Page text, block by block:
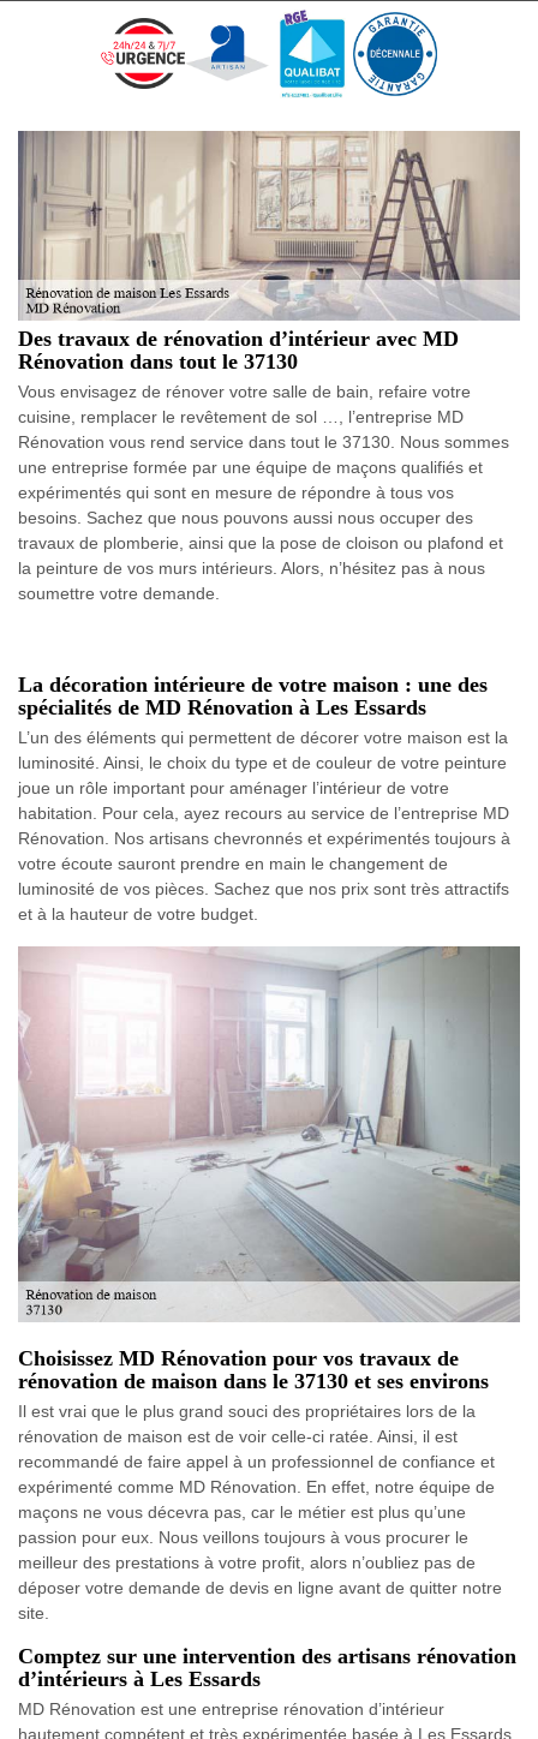
Des travaux de rénovation d’intérieur avec MD
Rénovation dans tout le 37130
Vous envisagez de rénover votre salle de bain, refaire votre
cuisine, remplacer le revêtement de sol …, l’entreprise MD
Rénovation vous rend service dans tout le 37130. Nous sommes
une entreprise formée par une équipe de maçons qualifiés et
expérimentés qui sont en mesure de répondre à tous vos
besoins. Sachez que nous pouvons aussi nous occuper des
travaux de plomberie, ainsi que la pose de cloison ou plafond et
la peinture de vos murs intérieurs. Alors, n’hésitez pas à nous
soumettre votre demande.
La décoration intérieure de votre maison : une des
spécialités de MD Rénovation à Les Essards
L’un des éléments qui permettent de décorer votre maison est la
luminosité. Ainsi, le choix du type et de couleur de votre peinture
joue un rôle important pour aménager l’intérieur de votre
habitation. Pour cela, ayez recours au service de l’entreprise MD
Rénovation. Nos artisans chevronnés et expérimentés toujours à
votre écoute sauront prendre en main le changement de
luminosité de vos pièces. Sachez que nos prix sont très attractifs
et à la hauteur de votre budget.
Choisissez MD Rénovation pour vos travaux de
rénovation de maison dans le 37130 et ses environs
Il est vrai que le plus grand souci des propriétaires lors de la
rénovation de maison est de voir celle-ci ratée. Ainsi, il est
recommandé de faire appel à un professionnel de confiance et
expérimenté comme MD Rénovation. En effet, notre équipe de
maçons ne vous décevra pas, car le métier est plus qu’une
passion pour eux. Nous veillons toujours à vous procurer le
meilleur des prestations à votre profit, alors n’oubliez pas de
déposer votre demande de devis en ligne avant de quitter notre
site.
Comptez sur une intervention des artisans rénovation
d’intérieurs à Les Essards
MD Rénovation est une entreprise rénovation d’intérieur
hautement compétent et très expérimentée basée à Les Essards